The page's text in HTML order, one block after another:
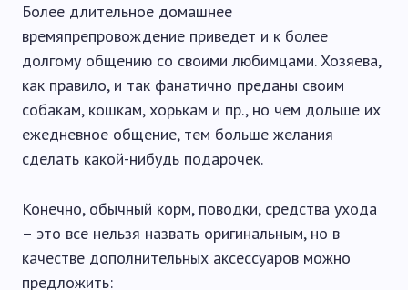
Более длительное домашнее
времяпрепровождение приведет и к более
долгому общению со своими любимцами. Хозяева,
как правило, и так фанатично преданы своим
собакам, кошкам, хорькам и пр., но чем дольше их
ежедневное общение, тем больше желания
сделать какой-нибудь подарочек.
Конечно, обычный корм, поводки, средства ухода
– это все нельзя назвать оригинальным, но в
качестве дополнительных аксессуаров можно
предложить: